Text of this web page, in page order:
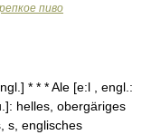
пиво
* * * Ale [e:l , engl.:
helles, obergäriges
s, englisches